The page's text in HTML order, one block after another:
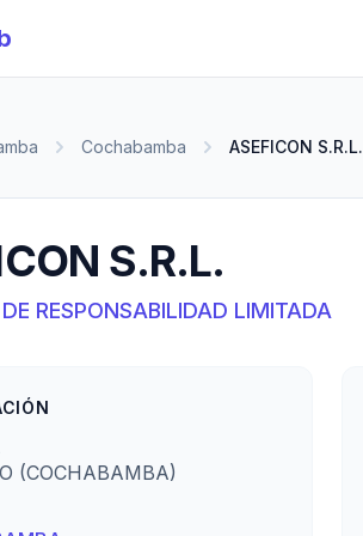
Cochabamba ASEFICON S.R.L.
S.R.L.
RESPONSABILIDAD LIMITADA
(COCHABAMBA)